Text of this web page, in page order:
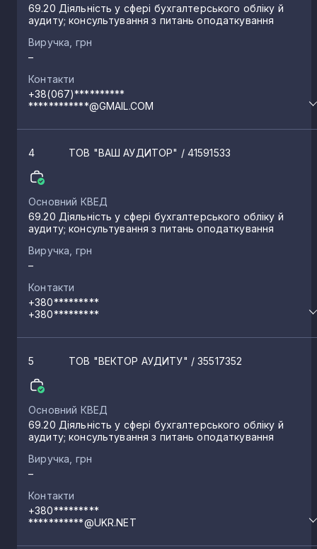
Верховина
Криворівня
Іваниківка
Галич
Височанка
Загвіздя
Березівка
Хриплин
69.20 Діяльність у сфері бухгалтерського обліку й
аудиту; консультування з питань оподаткування
Виручка, грн
–
Контакти
+38(067)**********
************@GMAIL.COM
4 ТОВ "ВАШ АУДИТОР" / 41591533
Основний КВЕД
69.20 Діяльність у сфері бухгалтерського обліку й
аудиту; консультування з питань оподаткування
Виручка, грн
–
Контакти
+380*********
+380*********
5 ТОВ "ВЕКТОР АУДИТУ" / 35517352
Основний КВЕД
69.20 Діяльність у сфері бухгалтерського обліку й
аудиту; консультування з питань оподаткування
Виручка, грн
–
Контакти
+380*********
***********@UKR.NET